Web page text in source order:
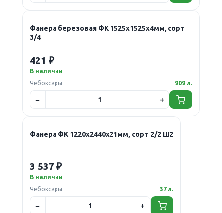
Фанера березовая ФК 1525х1525х4мм, сорт
3/4
421 ₽
В наличии
Чебоксары
909 л.
Фанера ФК 1220х2440х21мм, сорт 2/2 Ш2
3 537 ₽
В наличии
Чебоксары
37 л.